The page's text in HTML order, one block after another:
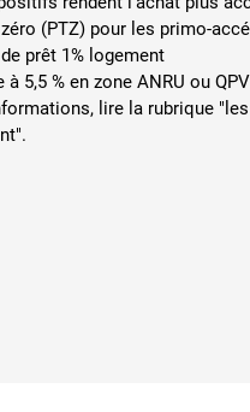
(PTZ) pour les primo-
prêt 1% logement
à 5,5 % en zone ANRU ou QPV
lire la rubrique